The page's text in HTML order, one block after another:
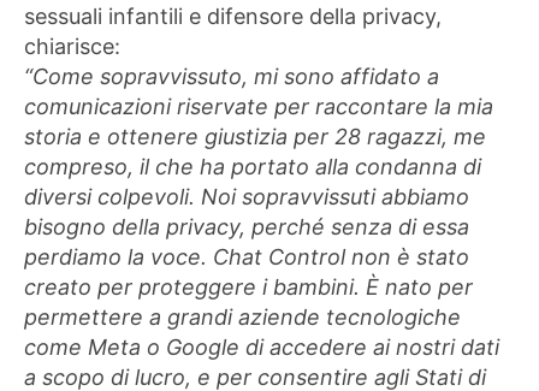
sessuali infantili e difensore della privacy,
chiarisce:
“Come sopravvissuto, mi sono affidato a
comunicazioni riservate per raccontare la mia
storia e ottenere giustizia per 28 ragazzi, me
compreso, il che ha portato alla condanna di
diversi colpevoli. Noi sopravvissuti abbiamo
bisogno della privacy, perché senza di essa
perdiamo la voce. Chat Control non è stato
creato per proteggere i bambini. È nato per
permettere a grandi aziende tecnologiche
come Meta o Google di accedere ai nostri dati
a scopo di lucro, e per consentire agli Stati di